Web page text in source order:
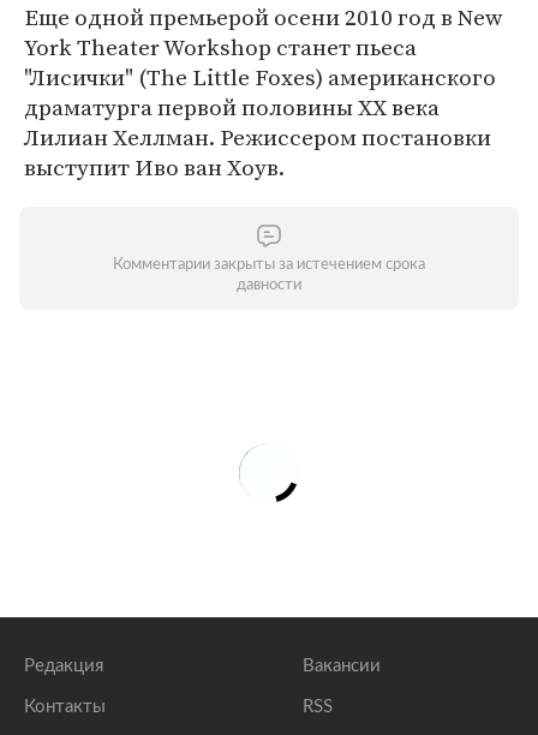
Еще одной премьерой осени 2010 год в New
York Theater Workshop станет пьеса
"Лисички" (The Little Foxes) американского
драматурга первой половины XX века
Лилиан Хеллман. Режиссером постановки
выступит Иво ван Хоув.
Комментарии закрыты за истечением срока
давности
Редакция
Контакты
Вакансии
RSS